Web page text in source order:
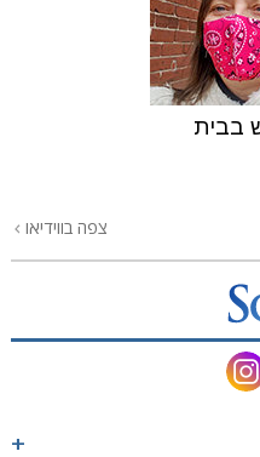
בבית
צפה בווידיאו